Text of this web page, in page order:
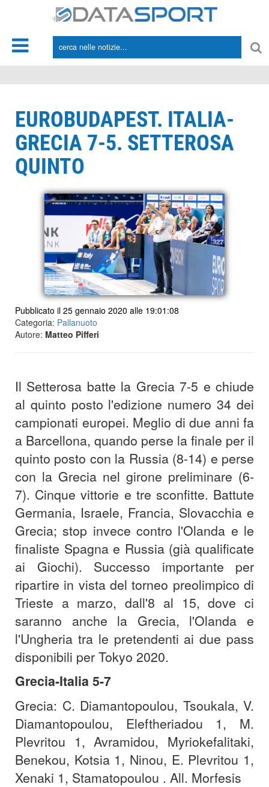
EUROBUDAPEST. ITALIA-
GRECIA 7-5. SETTEROSA
QUINTO
Pubblicato il 25 gennaio 2020 alle 19:01:08
Categoria: Pallanuoto
Autore: Matteo Pifferi
Il Setterosa batte la Grecia 7-5 e chiude
al quinto posto l'edizione numero 34 dei
campionati europei. Meglio di due anni fa
a Barcellona, quando perse la finale per il
quinto posto con la Russia (8-14) e perse
con la Grecia nel girone preliminare (6-
7). Cinque vittorie e tre sconfitte. Battute
Germania, Israele, Francia, Slovacchia e
Grecia; stop invece contro l'Olanda e le
finaliste Spagna e Russia (già qualificate
ai Giochi). Successo importante per
ripartire in vista del torneo preolimpico di
Trieste a marzo, dall'8 al 15, dove ci
saranno anche la Grecia, l'Olanda e
l'Ungheria tra le pretendenti ai due pass
disponibili per Tokyo 2020.
Grecia-Italia 5-7
Grecia: C. Diamantopoulou, Tsoukala, V.
Diamantopoulou, Eleftheriadou 1, M.
Plevritou 1, Avramidou, Myriokefalitaki,
Benekou, Kotsia 1, Ninou, E. Plevritou 1,
Xenaki 1, Stamatopoulou . All. Morfesis